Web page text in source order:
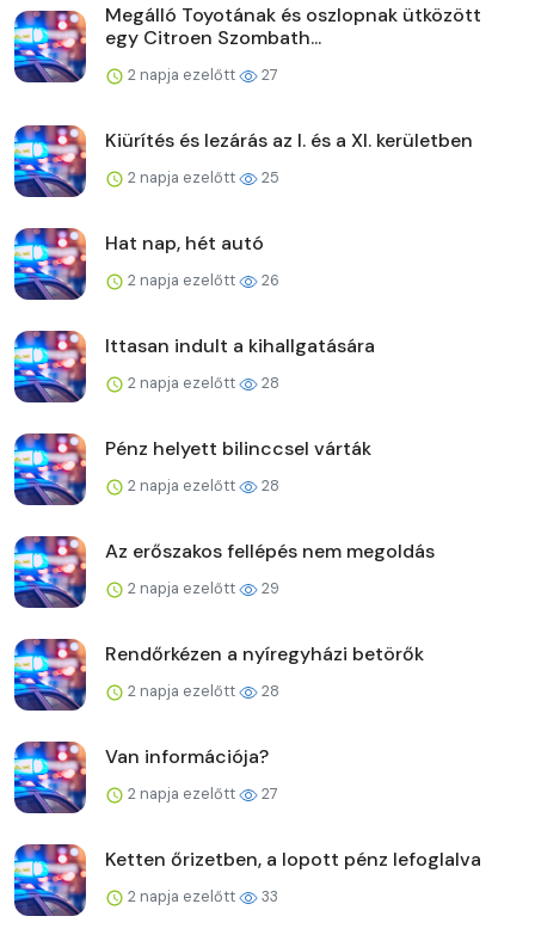
Megálló Toyotának és oszlopnak ütközött
egy Citroen Szombath...
2 napja ezelőtt 27
Kiürítés és lezárás az I. és a XI. kerületben
2 napja ezelőtt 25
Hat nap, hét autó
2 napja ezelőtt 26
Ittasan indult a kihallgatására
2 napja ezelőtt 28
Pénz helyett bilinccsel várták
2 napja ezelőtt 28
Az erőszakos fellépés nem megoldás
2 napja ezelőtt 29
Rendőrkézen a nyíregyházi betörők
2 napja ezelőtt 28
Van információja?
2 napja ezelőtt 27
Ketten őrizetben, a lopott pénz lefoglalva
2 napja ezelőtt 33